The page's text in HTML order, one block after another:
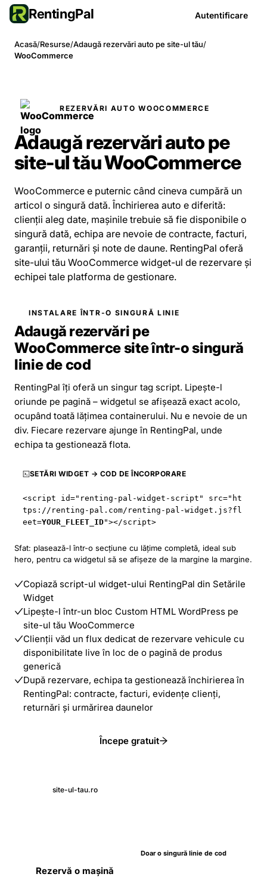
RentingPal Autentificare
Acasă/Resurse/Adaugă rezervări auto pe site-ul tău/
WooCommerce
REZERVĂRI AUTO WOOCOMMERCE
Adaugă rezervări auto pe
site-ul tău WooCommerce
WooCommerce e puternic când cineva cumpără un
articol o singură dată. Închirierea auto e diferită:
clienții aleg date, mașinile trebuie să fie disponibile o
singură dată, echipa are nevoie de contracte, facturi,
garanții, returnări și note de daune. RentingPal oferă
site-ului tău WooCommerce widget-ul de rezervare și
echipei tale platforma de gestionare.
INSTALARE ÎNTR-O SINGURĂ LINIE
Adaugă rezervări pe
WooCommerce site într-o singură
linie de cod
RentingPal îți oferă un singur tag script. Lipește-l
oriunde pe pagină – widgetul se afișează exact acolo,
ocupând toată lățimea containerului. Nu e nevoie de un
div. Fiecare rezervare ajunge în RentingPal, unde
echipa ta gestionează flota.
SETĂRI WIDGET → COD DE ÎNCORPORARE
<script id="renting-pal-widget-script" src=" ht
tps://renting-pal.com/renting-pal-widget.js?fl
eet=YOUR_FLEET_ID"></script>
Sfat: plasează-l într-o secțiune cu lățime completă, ideal sub
hero, pentru ca widgetul să se afișeze de la margine la margine.
Copiază script-ul widget-ului RentingPal din Setările
Widget
Lipește-l într-un bloc Custom HTML WordPress pe
site-ul tău WooCommerce
Clienții văd un flux dedicat de rezervare vehicule cu
disponibilitate live în loc de o pagină de produs
generică
După rezervare, echipa ta gestionează închirierea în
RentingPal: contracte, facturi, evidențe clienți,
returnări și urmărirea daunelor
Începe gratuit
site-ul-tau.ro
Doar o singură linie de cod
Rezervă o mașină